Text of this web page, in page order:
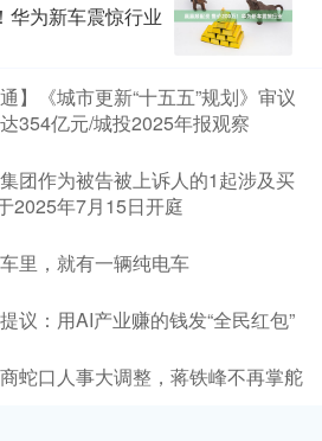
华为新车震惊行业
】《城市更新“十五五”规划》审议
354亿元/城投2025年报观察
团作为被告被上诉人的1起涉及买
2025年7月15日开庭
里，就有一辆纯电车
议：用AI产业赚的钱发“全民红包”
蛇口人事大调整，蒋铁峰不再掌舵